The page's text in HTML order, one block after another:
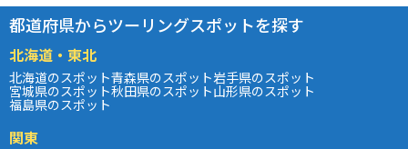
都道府県からツーリングスポットを探す
北海道・東北
北海道のスポット青森県のスポット岩手県のスポット
宮城県のスポット秋田県のスポット山形県のスポット
福島県のスポット
関東